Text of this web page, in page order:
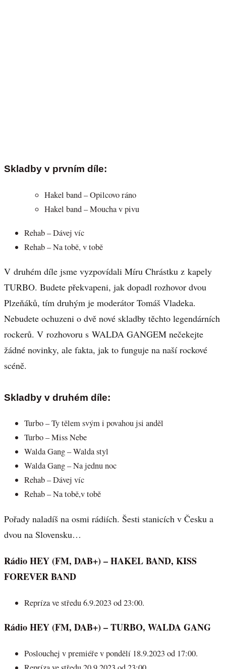
Skladby v prvním díle:
Hakel band – Opilcovo ráno
Hakel band – Moucha v pivu
Rehab – Dávej víc
Rehab – Na tobě, v tobě
V druhém díle jsme vyzpovídali Míru Chrástku z kapely
TURBO. Budete překvapeni, jak dopadl rozhovor dvou
Plzeňáků, tím druhým je moderátor Tomáš Vladeka.
Nebudete ochuzeni o dvě nové skladby těchto legendárních
rockerů. V rozhovoru s WALDA GANGEM nečekejte
žádné novinky, ale fakta, jak to funguje na naší rockové
scéně.
Skladby v druhém díle:
Turbo – Ty tělem svým i povahou jsi anděl
Turbo – Miss Nebe
Walda Gang – Walda styl
Walda Gang – Na jednu noc
Rehab – Dávej víc
Rehab – Na tobě,v tobě
Pořady naladíš na osmi rádiích. Šesti stanicích v Česku a
dvou na Slovensku…
Rádio HEY (FM, DAB+)– HAKEL BAND, KISS
FOREVER BAND
Repríza ve středu 6.9.2023 od 23:00.
Rádio HEY (FM, DAB+) – TURBO, WALDA GANG
Poslouchej v premiéře v pondělí 18.9.2023 od 17:00.